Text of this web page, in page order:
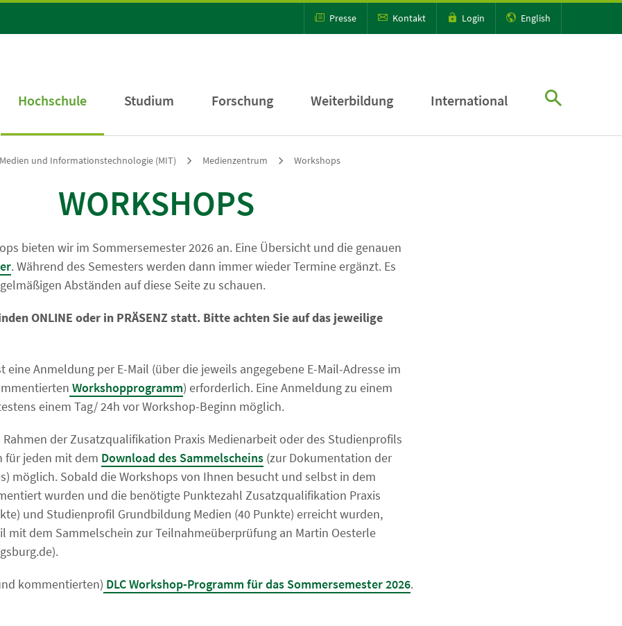
Presse Kontakt Login English
Hochschule Studium Forschung Weiterbildung International
und Informationstechnologie (MIT) Medienzentrum Workshops
WORKSHOPS
bieten wir im Sommersemester 2026 an. Eine Übersicht und die genauen
. Während des Semesters werden dann immer wieder Termine ergänzt. Es
Abständen auf diese Seite zu schauen.
ONLINE oder in PRÄSENZ statt. Bitte achten Sie auf das jeweilige
eine Anmeldung per E-Mail (über die jeweils angegebene E-Mail-Adresse im
Workshopprogramm) erforderlich. Eine Anmeldung zu einem
einem Tag/ 24h vor Workshop-Beginn möglich.
Rahmen der Zusatzqualifikation Praxis Medienarbeit oder des Studienprofils
für jeden mit dem Download des Sammelscheins (zur Dokumentation der
möglich. Sobald die Workshops von Ihnen besucht und selbst in dem
wurden und die benötigte Punktezahl Zusatzqualifikation Praxis
und Studienprofil Grundbildung Medien (40 Punkte) erreicht wurden,
mit dem Sammelschein zur Teilnahmeüberprüfung an Martin Oesterle
kommentierten) DLC Workshop-Programm für das Sommersemester 2026.